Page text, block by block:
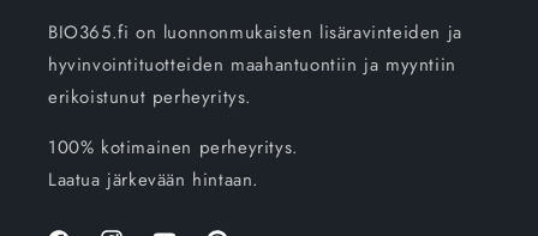
BIO365.fi on luonnonmukaisten lisäravinteiden ja
hyvinvointituotteiden maahantuontiin ja myyntiin
erikoistunut perheyritys.
100% kotimainen perheyritys.
Laatua järkevään hintaan.